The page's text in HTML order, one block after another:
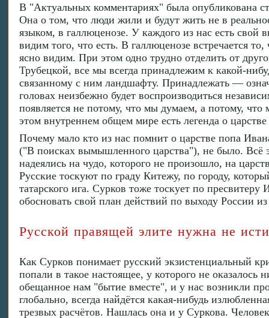
В "Актуальных комментариях" была опубликована
Она о том, что люди жили и будут жить не в
языком, в галлюценозе. У каждого из нас есть свой
видим того, что есть. В галлюценозе встречается
ясно видим. При этом одно трудно отделить от
Трубецкой, все мы всегда принадлежим к какой-
связанному с ним ландшафту. Принадлежать —
головах неизбежно будет воспроизводиться
появляется не потому, что мы думаем, а потому,
этом внутреннем общем мире есть легенда о
Почему мало кто из нас помнит о царстве попа
("В поисках вымышленного царства"), не было. Всё
надеялись на чудо, которого не произошло, на
Русские тоскуют по граду Китежу, по городу,
татарского ига. Сурков тоже тоскует по
обосновать свой план действий по выходу России
Русской правящей элите нужна не
Как Сурков понимает русский экзистенциальный
попали в такое настоящее, у которого не
обещанное нам "бытие вместе", и у нас возникли
глобально, всегда найдётся какая-нибудь
трезвых расчётов. Нашлась она и у Суркова.